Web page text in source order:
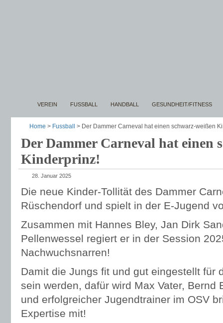
VEREIN FUSSBALL HANDBALL GESUNDHEIT/FITNESS
Home > Fussball > Der Dammer Carneval hat einen schwarz-weißen
Der Dammer Carneval hat einen
Kinderprinz!
28. Januar 2025
Die neue Kinder-Tollität des Dammer
Rüschendorf und spielt in der E-Jugend
Zusammen mit Hannes Bley, Jan Dirk
Pellenwessel regiert er in der Session
Nachwuchsnarren!
Damit die Jungs fit und gut eingestellt für
sein werden, dafür wird Max Vater, Bernd
und erfolgreicher Jugendtrainer im OSV
Expertise mit!